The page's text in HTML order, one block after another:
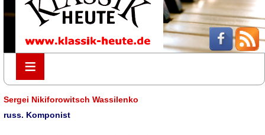
≡
≡
Sergei Nikiforowitsch Wassilenko
russ. Komponist